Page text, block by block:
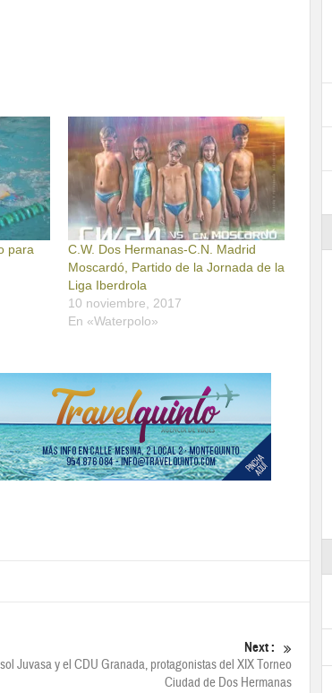
para
C.W. Dos Hermanas-C.N. Madrid
Moscardó, Partido de la Jornada de la
Liga Iberdrola
10 noviembre, 2017
En «Waterpolo»
Next :
Juvasa y el CDU Granada, protagonistas del XIX Torneo
Ciudad de Dos Hermanas